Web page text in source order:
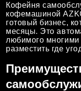
Кофейня
кофемашиной
готовый бизнес,
месяцы. Это
любимого
разместить где